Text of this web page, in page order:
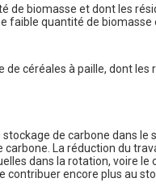
de biomasse et dont les
faible quantité de
de céréales à paille, dont
de carbone dans
La réduction du
dans la rotation, voire
encore plus au